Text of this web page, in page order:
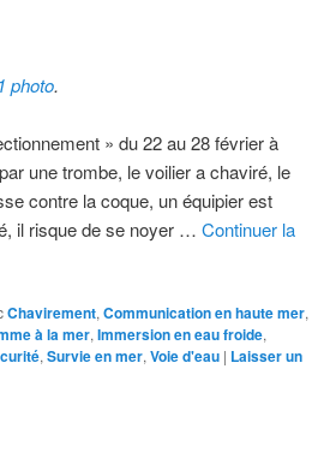
1 photo.
» du 22 au 28 février à
une trombe, le voilier a chaviré, le
contre la coque, un équipier est
il risque de se noyer …Continuer la
Chavirement, Communication en haute mer,
à la mer, Immersion en eau froide,
, Survie en mer, Voie d'eau | Laisser un